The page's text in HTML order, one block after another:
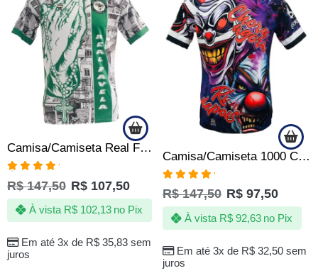
Camisa/Camiseta Real Favela – Comunidade – Periferia
Avaliação
5.00de 5
R$147,50 R$ 107,50
Em até 3x de R$35,83sem
juros
À vista R$102,13 no Pix
Camisa/Camiseta 1000 Chora Agora Ri Depois
Avaliação
5.00de 5
R$147,50 R$ 97,50
Em até 3x de R$32,50sem
juros
À vista R$92,63 no Pix